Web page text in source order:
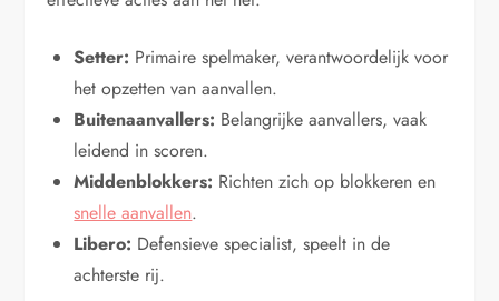
Setter: Primaire spelmaker, verantwoordelijk voor
het opzetten van aanvallen.
Buitenaanvallers: Belangrijke aanvallers, vaak
leidend in scoren.
Middenblokkers: Richten zich op blokkeren en
snelle aanvallen.
Libero: Defensieve specialist, speelt in de
achterste rij.